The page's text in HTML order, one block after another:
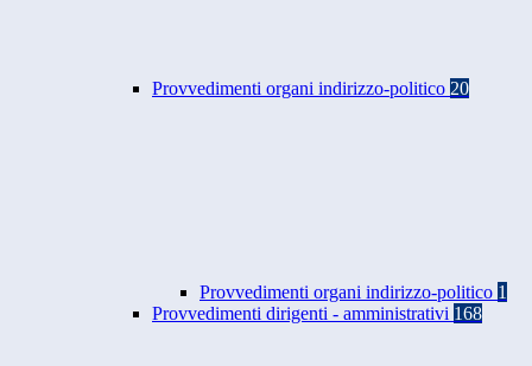
Provvedimenti organi indirizzo-politico 20
Provvedimenti organi indirizzo-politico 1
Provvedimenti dirigenti - amministrativi 168